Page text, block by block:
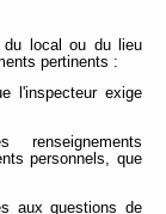
du local ou du lieu
pertinents :
l'inspecteur exige
personnels, que
aux questions de